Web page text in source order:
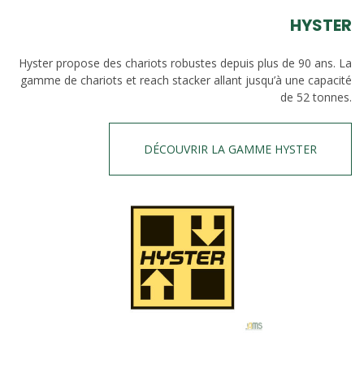
HYSTER
Hyster propose des chariots robustes depuis plus de 90 ans. La
gamme de chariots et reach stacker allant jusqu’à une capacité
de 52 tonnes.
DÉCOUVRIR LA GAMME HYSTER